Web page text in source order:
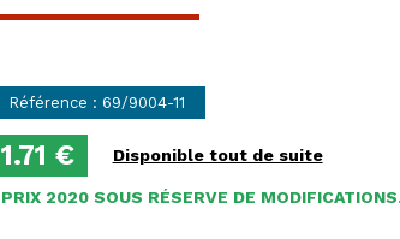
Référence : 69/9004-11
1.71 € Disponible tout de suite
PRIX 2020 SOUS RÉSERVE DE